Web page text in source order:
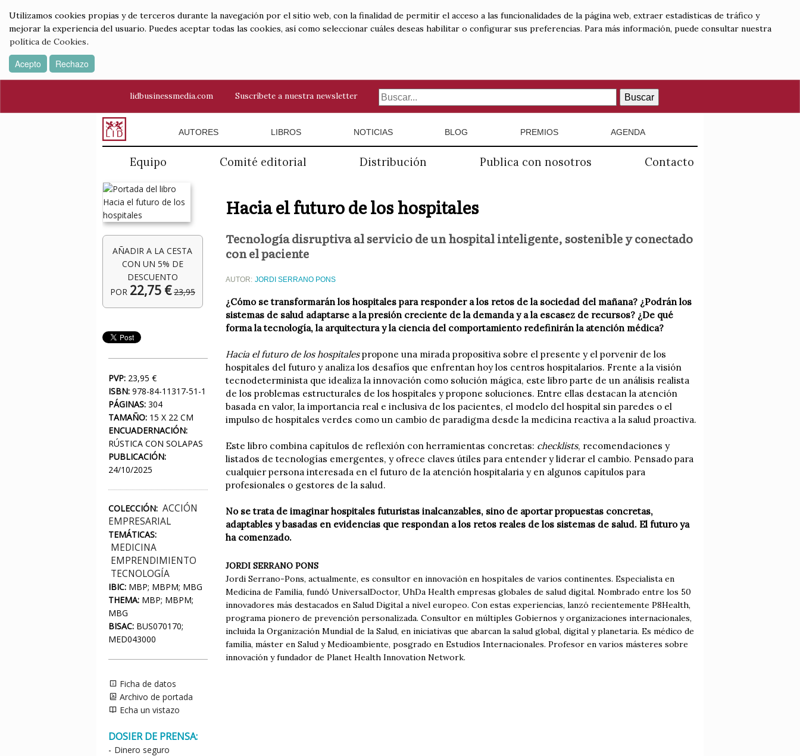
Utilizamos cookies propias y de terceros durante la navegación por el sitio web, con la finalidad de permitir el acceso a las funcionalidades de la página web, extraer estadísticas de tráfico y
mejorar la experiencia del usuario. Puedes aceptar todas las cookies, así como seleccionar cuáles deseas habilitar o configurar sus preferencias. Para más información, puede consultar nuestra
política de Cookies.
Acepto Rechazo
lidbusinessmedia.com Suscríbete a nuestra newsletter Buscar
AUTORES LIBROS NOTICIAS BLOG PREMIOS AGENDA
Equipo Comité editorial Distribución Publica con nosotros Contacto
AÑADIR A LA CESTA
CON UN 5% DE
DESCUENTO
POR 22,75 € 23,95
PVP: 23,95 €
ISBN: 978-84-11317-51-1
PÁGINAS: 304
TAMAÑO: 15 X 22 CM
ENCUADERNACIÓN:
RÚSTICA CON SOLAPAS
PUBLICACIÓN:
24/10/2025
COLECCIÓN: ACCIÓN
EMPRESARIAL
TEMÁTICAS:
MEDICINA
EMPRENDIMIENTO
TECNOLOGÍA
IBIC: MBP; MBPM; MBG
THEMA: MBP; MBPM;
MBG
BISAC: BUS070170;
MED043000
Ficha de datos
Archivo de portada
Echa un vistazo
DOSIER DE PRENSA:
- Dinero seguro
Hacia el futuro de los hospitales
Tecnología disruptiva al servicio de un hospital inteligente, sostenible y conectado
con el paciente
AUTOR: JORDI SERRANO PONS
¿Cómo se transformarán los hospitales para responder a los retos de la sociedad del mañana? ¿Podrán los
sistemas de salud adaptarse a la presión creciente de la demanda y a la escasez de recursos? ¿De qué
forma la tecnología, la arquitectura y la ciencia del comportamiento redefinirán la atención médica?
Hacia el futuro de los hospitalespropone una mirada propositiva sobre el presente y el porvenir de los
hospitales del futuro y analiza los desafíos que enfrentan hoy los centros hospitalarios. Frente a la visión
tecnodeterminista que idealiza la innovación como solución mágica, este libro parte de un análisis realista
de los problemas estructurales de los hospitales y propone soluciones. Entre ellas destacan la atención
basada en valor, la importancia real e inclusiva de los pacientes, el modelo del hospital sin paredes o el
impulso de hospitales verdes como un cambio de paradigma desde la medicina reactiva a la salud proactiva.
Este libro combina capítulos de reflexión con herramientas concretas: checklists, recomendaciones y
listados de tecnologías emergentes, y ofrece claves útiles para entender y liderar el cambio. Pensado para
cualquier persona interesada en el futuro de la atención hospitalaria y en algunos capítulos para
profesionales o gestores de la salud.
No se trata de imaginar hospitales futuristas inalcanzables, sino de aportar propuestas concretas,
adaptables y basadas en evidencias que respondan a los retos reales de los sistemas de salud. El futuro ya
ha comenzado.
JORDI SERRANO PONS
Jordi Serrano-Pons, actualmente, es consultor en innovación en hospitales de varios continentes. Especialista en
Medicina de Familia, fundó UniversalDoctor, UhDa Health empresas globales de salud digital. Nombrado entre los 50
innovadores más destacados en Salud Digital a nivel europeo. Con estas experiencias, lanzó recientemente P8Health,
programa pionero de prevención personalizada. Consultor en múltiples Gobiernos y organizaciones internacionales,
incluida la Organización Mundial de la Salud, en iniciativas que abarcan la salud global, digital y planetaria. Es médico de
familia, máster en Salud y Medioambiente, posgrado en Estudios Internacionales. Profesor en varios másteres sobre
innovación y fundador de Planet Health Innovation Network.